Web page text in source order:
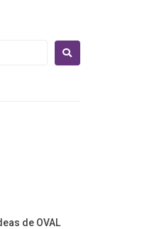
de OVAL